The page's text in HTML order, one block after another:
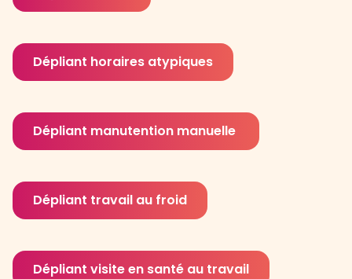
Dépliant horaires atypiques
Dépliant manutention manuelle
Dépliant travail au froid
Dépliant visite en santé au travail